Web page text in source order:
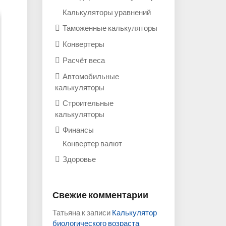
Калькуляторы уравнений
Таможенные калькуляторы
Конвертеры
Расчёт веса
Автомобильные
калькуляторы
Строительные
калькуляторы
Финансы
Конвертер валют
Здоровье
Свежие комментарии
Татьянак записи Калькулятор
биологического возраста